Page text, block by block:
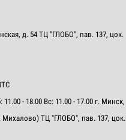
д. 54 ТЦ "ГЛОБО", пав. 137, цок.
11.00 - 18.00 Вс: 11.00 - 17.00 г. Минск,
Михалово) ТЦ "ГЛОБО", пав. 137, цок.